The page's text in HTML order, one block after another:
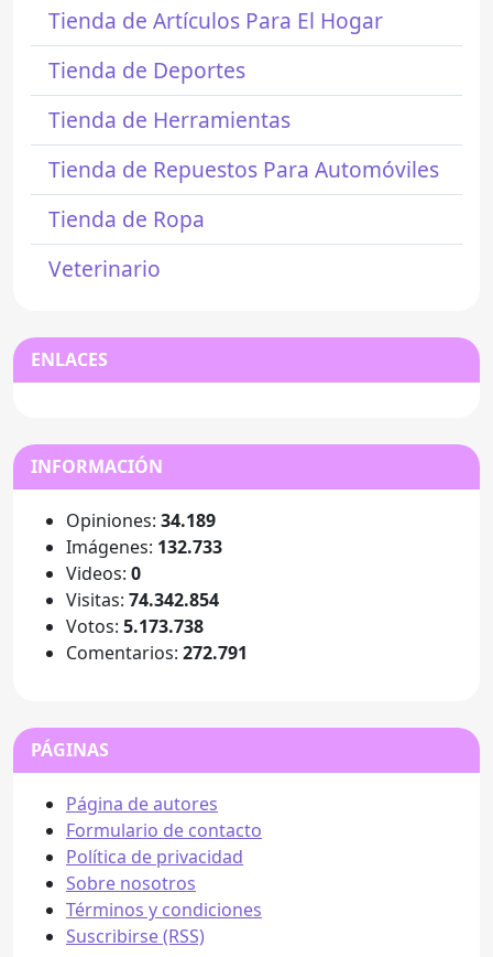
Tienda de Artículos Para El Hogar
Tienda de Deportes
Tienda de Herramientas
Tienda de Repuestos Para Automóviles
Tienda de Ropa
Veterinario
ENLACES
INFORMACIÓN
Opiniones: 34.189
Imágenes: 132.733
Videos: 0
Visitas: 74.342.854
Votos: 5.173.738
Comentarios: 272.791
PÁGINAS
Página de autores
Formulario de contacto
Política de privacidad
Sobre nosotros
Términos y condiciones
Suscribirse (RSS)